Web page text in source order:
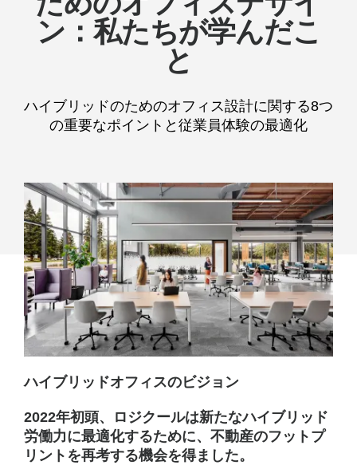
ブ
ド
ワ
ー
ク
の
た
め
の
オ
フ
ン：私たちが学んだこ
と
ハイブリッドのためのオフィス設計に関する8つ
の重要なポイントと従業員体験の最適化
ハイブリッドオフィスのビジョン
2022年初頭、ロジクールは新たなハイブリッド
労働力に最適化するために、不動産のフットプ
リントを再考する機会を得ました。